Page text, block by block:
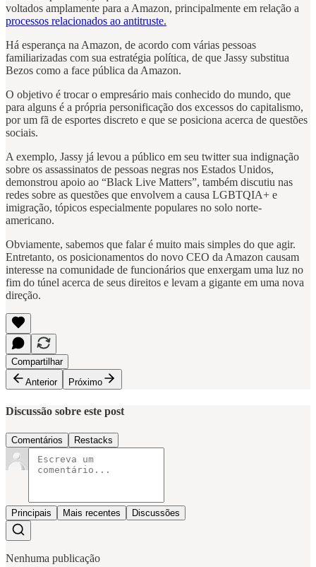
voltados amplamente para a Amazon, principalmente em relação a
processos relacionados ao antitruste.
Há esperança na Amazon, de acordo com várias pessoas
familiarizadas com sua estratégia política, de que Jassy substitua
Bezos como a face pública da Amazon.
O objetivo é trocar o empresário mais conhecido do mundo, que
para alguns é a própria personificação dos excessos do capitalismo,
por um fã de esportes discreto e que se posiciona acerca de questões
sociais.
A exemplo, Jassy já levou a público em seu twitter sua indignação
sobre os assassinatos de pessoas negras nos Estados Unidos,
demonstrou apoio ao “Black Live Matters”, também discutiu nas
redes sobre as questões que envolvem a causa LGBTQIA+ e
imigração, tópicos especialmente populares no solo norte-
americano.
Obviamente, sabemos que falar é muito mais simples do que agir.
Entretanto, os posicionamentos do novo CEO da Amazon causam
interesse na comunidade de funcionários que enxergam uma luz no
fim do túnel acerca de seus direitos e levam a gigante em uma nova
direção.
Compartilhar
Anterior
Próximo
Discussão sobre este post
Comentários Restacks
Principais Mais recentes Discussões
Nenhuma publicação